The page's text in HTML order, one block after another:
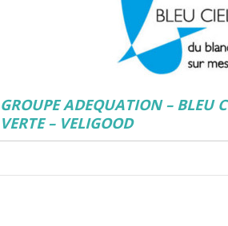
GROUPE ADEQUATION – BLEU
VERTE – VELIGOOD